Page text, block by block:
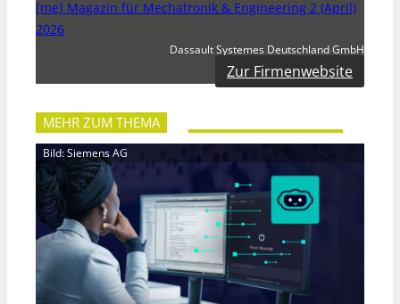
[me] Magazin für Mechatronik & Engineering 2 (April)
2026
Dassault Systemes Deutschland GmbH
Zur Firmenwebsite
MEHR ZUM THEMA
Bild: Siemens AG